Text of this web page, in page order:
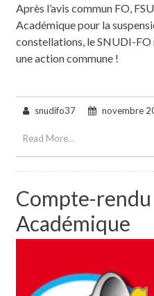
Après l’avis commun FO,
Académique pour la
constellations, le SNUDI-
une action commune !
snudifo37 novembre
Read More...
Compte-rendu
Académique